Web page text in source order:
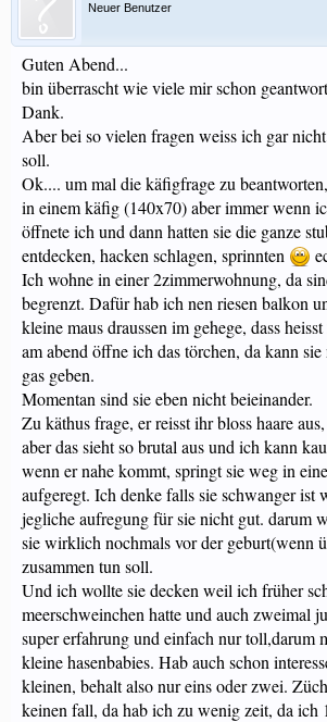
Neuer Benutzer
Guten Abend...
bin überrascht wie viele mir schon
Dank.
Aber bei so vielen fragen weiss ich gar
soll.
Ok.... um mal die käfigfrage zu
in einem käfig (140x70) aber immer wenn
öffnete ich und dann hatten sie die ganze
entdecken, hacken schlagen, sprinnten
Ich wohne in einer 2zimmerwohnung, da
begrenzt. Dafür hab ich nen riesen balkon
kleine maus draussen im gehege, dass
am abend öffne ich das törchen, da kann
gas geben.
Momentan sind sie eben nicht beieinander.
Zu käthus frage, er reisst ihr bloss haare
aber das sieht so brutal aus und ich kann
wenn er nahe kommt, springt sie weg in
aufgeregt. Ich denke falls sie schwanger ist
jegliche aufregung für sie nicht gut. darum
sie wirklich nochmals vor der geburt(wenn
zusammen tun soll.
Und ich wollte sie decken weil ich früher
meerschweinchen hatte und auch zweimal
super erfahrung und einfach nur toll,darum
kleine hasenbabies. Hab auch schon
kleinen, behalt also nur eins oder zwei.
keinen fall, da hab ich zu wenig zeit, da ich